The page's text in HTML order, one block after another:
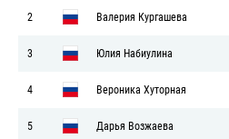
2 Валерия Кургашева
3 Юлия Набиулина
4 Вероника Хуторная
5 Дарья Возжаева